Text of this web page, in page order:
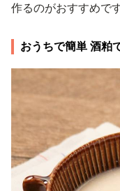
作るのがおすすめです
おうちで簡単 酒粕